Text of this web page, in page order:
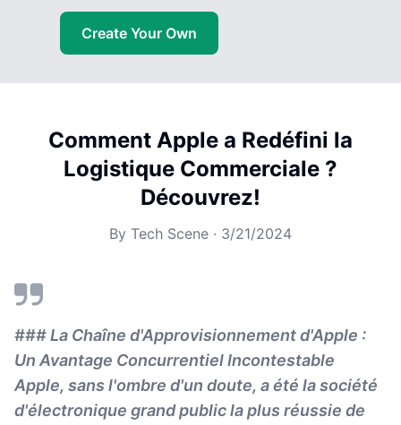
Create Your Own
Comment Apple a Redéfini la
Logistique Commerciale ?
Découvrez!
By Tech Scene · 3/21/2024
### La Chaîne d'Approvisionnement d'Apple :
Un Avantage Concurrentiel Incontestable
Apple, sans l'ombre d'un doute, a été la société
d'électronique grand public la plus réussie de